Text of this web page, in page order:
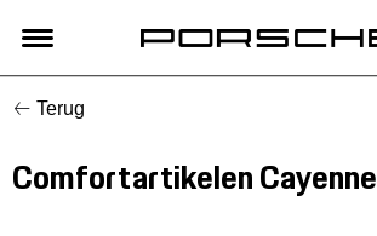
Lifestyle
Auto Accessoires
Terug
Comfortartikelen Cayenne